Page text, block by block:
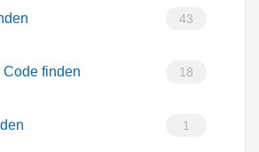
43
Code finden 18
1